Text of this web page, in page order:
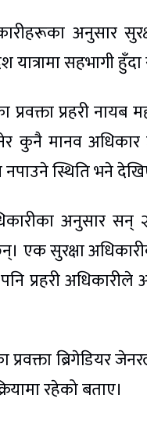
अनुसार
यात्रामा सहभागी
प्रवक्ता प्रहरी
कुनै मानव अधिकार
स्थिति भने
अनुसार सन्
एक सुरक्षा
प्रहरी
प्रवक्ता ब्रिगेडियर
रहेको बताए।